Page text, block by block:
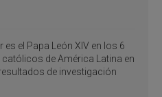
es el Papa León XIV en los 6
de América Latina en
de investigación